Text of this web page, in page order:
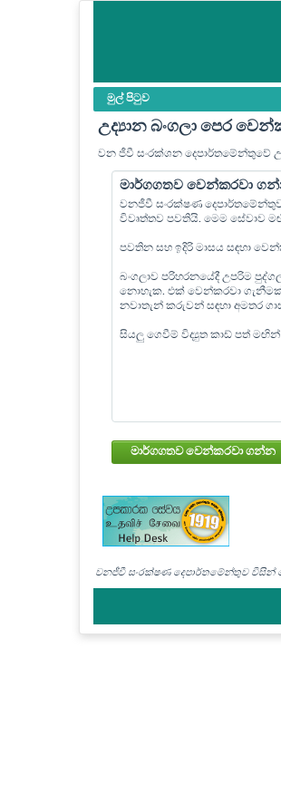
මුල් පි‍ටුව
උද්‍යාන බංගලා පෙර
වන ජීවී සංරක්ශන දෙපාර්තමේන්තුවේ
මාර්ගගතව වෙන්කරවා
වනජීවී සංරක්ෂණ
විවෘත්තව පවතියි. මෙම සේවාව
පවතින සහ ඉදිරි මාසය සඳහා
බංගලාව පරිහරනයේදී උපරිම
නොහැක. එක් වෙන්කරවා
නවාතැන් කරුවන් සඳහා අමතර
සියලු ගෙවීම් විද්‍යුත කාඩ් පත් මඟින්
මාර්ගගතව වෙන්කරවා ගන්න
වනජීවී සංරක්ෂණ දෙපාර්තමේන්තුව විසින්